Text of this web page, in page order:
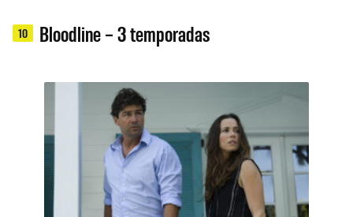
10 Bloodline – 3 temporadas